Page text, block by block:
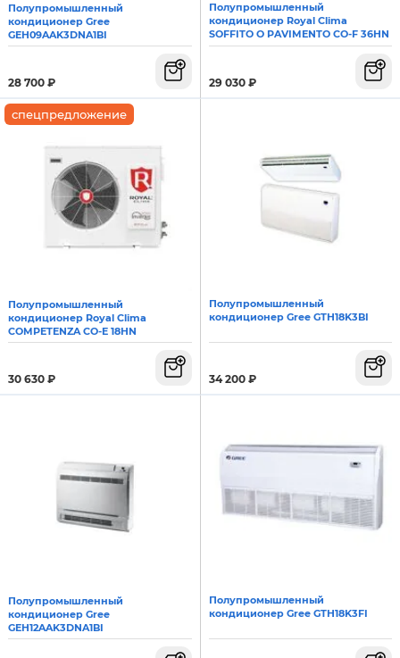
Полупромышленный
кондиционер Gree
GEH09AAK3DNA1BI
28 700 ₽
Полупромышленный
кондиционер Royal Clima
SOFFITO O PAVIMENTO CO-F 36HN
29 030 ₽
спецпредложение
Полупромышленный
кондиционер Royal Clima
COMPETENZA CO-E 18HN
30 630 ₽
Полупромышленный
кондиционер Gree GTH18K3BI
34 200 ₽
Полупромышленный
кондиционер Gree
GEH12AAK3DNA1BI
Полупромышленный
кондиционер Gree GTH18K3FI